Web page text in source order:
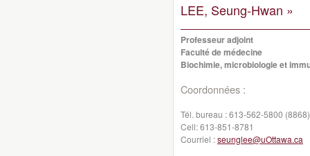
LEE, Seung-Hwan »
Professeur adjoint
Faculté de médecine
Biochimie, microbiologie et
Coordonnées :
Tél. bureau :613-562-5800 (8868)
Cell:613-851-8781
Courriel :seunglee@uOttawa.ca